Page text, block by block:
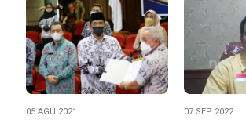
05 AGU 2021 07 SEP 2022